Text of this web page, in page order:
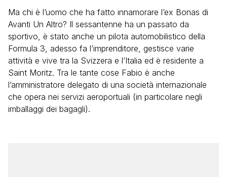
Ma chi è l’uomo che ha fatto innamorare l’ex Bonas di
Avanti Un Altro? Il sessantenne ha un passato da
sportivo, è stato anche un pilota automobilistico della
Formula 3, adesso fa l’imprenditore, gestisce varie
attività e vive tra la Svizzera e l’Italia ed è residente a
Saint Moritz. Tra le tante cose Fabio è anche
l’amministratore delegato di una società internazionale
che opera nei servizi aeroportuali (in particolare negli
imballaggi dei bagagli).